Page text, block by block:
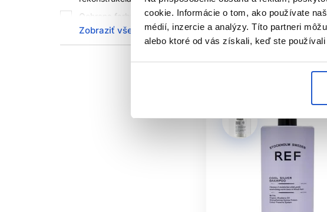
cookie. Informácie o tom, ako používate
médií, inzercie a analýzy. Títo partneri
alebo ktoré od vás získali, keď ste
Ochrana farby vlasov
25
Dodanie lesku vlasom
9
Zobraziť všetko
33.40 €
Kúpiť